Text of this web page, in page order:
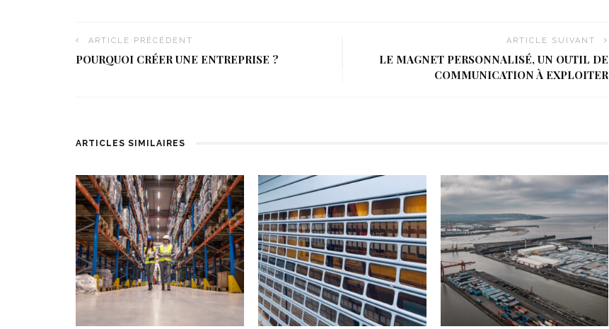
ARTICLE PRÉCÉDENT
POURQUOI CRÉER UNE ENTREPRISE ?
ARTICLE SUIVANT
LE MAGNET PERSONNALISÉ, UN OUTIL DE
COMMUNICATION À EXPLOITER
ARTICLES SIMILAIRES